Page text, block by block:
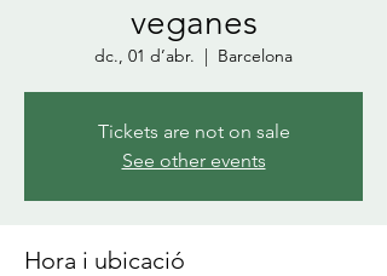
veganes
dc., 01 d’abr.
  |
Barcelona
Tickets are not on sale
See other events
Hora i ubicació